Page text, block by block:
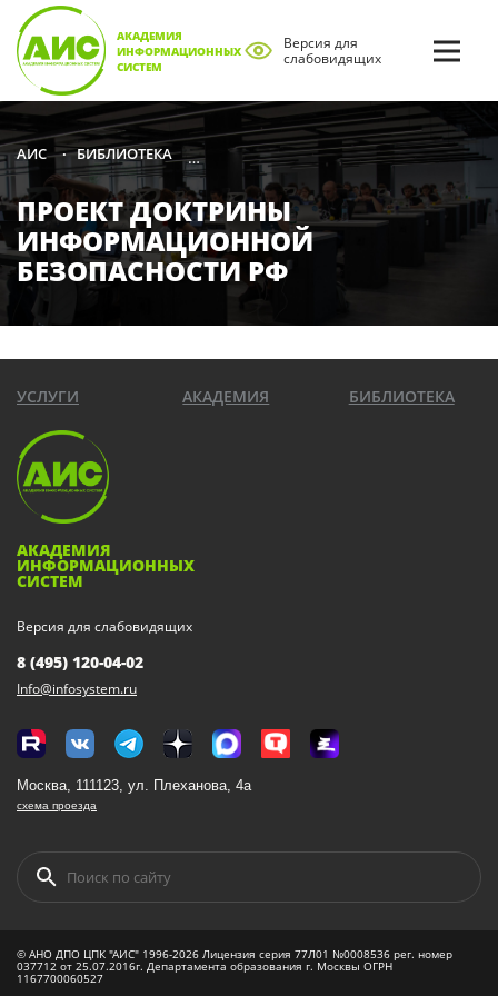
АКАДЕМИЯ
ИНФОРМАЦИОННЫХ
СИСТЕМ
Версия для
слабовидящих
АИС • БИБЛИОТЕКА • СПРАВОЧНАЯ ЛИТЕРАТУРА ПО
ПРОЕКТ ДОКТРИНЫ
ИНФОРМАЦИОННОЙ
БЕЗОПАСНОСТИ РФ
УСЛУГИ АКАДЕМИЯ БИБЛИОТЕКА
АКАДЕМИЯ
ИНФОРМАЦИОННЫХ
СИСТЕМ
Версия для слабовидящих
8 (495) 120-04-02
Info@infosystem.ru
Москва, 111123, ул. Плеханова, 4а
схема проезда
© АНО ДПО ЦПК "АИС" 1996-2026 Лицензия серия 77Л01 №0008536 рег. номер
037712 от 25.07.2016г. Департамента образования г. Москвы ОГРН
1167700060527